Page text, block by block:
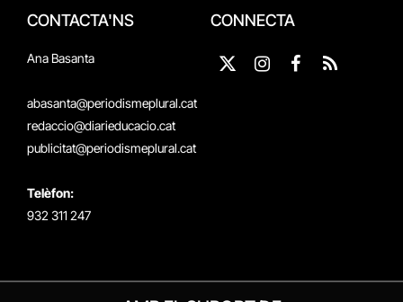
CONTACTA'NS
Ana Basanta
abasanta@periodismeplural.cat
redaccio@diarieducacio.cat
publicitat@periodismeplural.cat
Telèfon:
932 311 247
CONNECTA
X
Instagram
Facebook
RSS